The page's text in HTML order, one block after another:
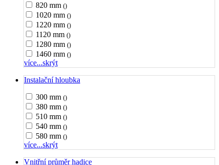
820 mm ()
1020 mm ()
1220 mm ()
1120 mm ()
1280 mm ()
1460 mm ()
více...skrýt
Instalační hloubka
300 mm ()
380 mm ()
510 mm ()
540 mm ()
580 mm ()
více...skrýt
Vnitřní průměr hadice